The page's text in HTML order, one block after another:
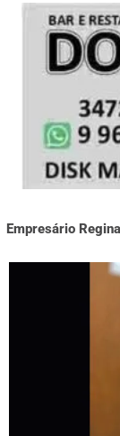
Empresário